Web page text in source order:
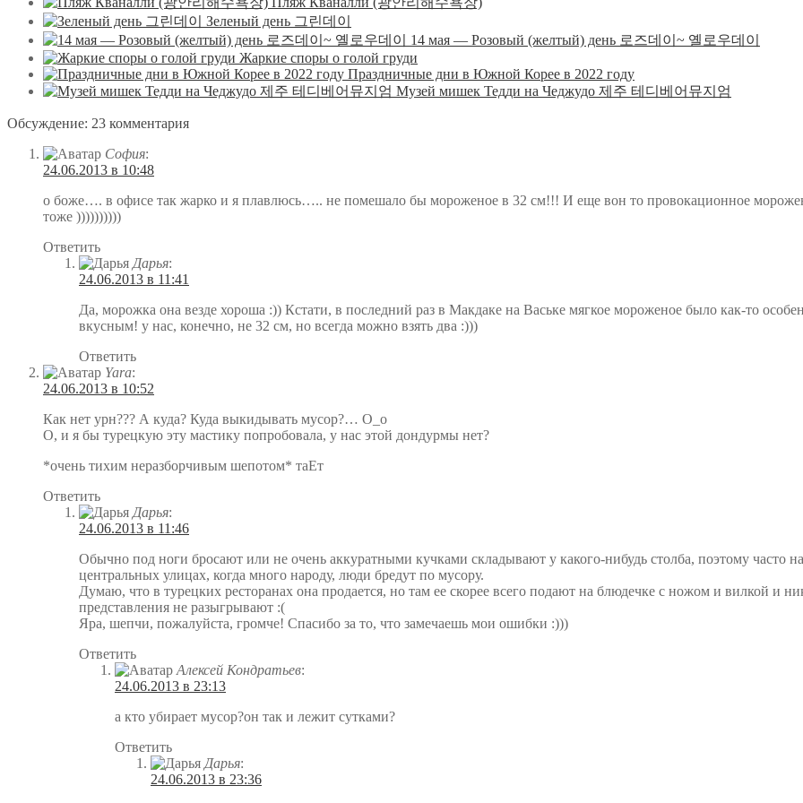
Зеленый день 그린데이
14 мая — Розовый (желтый) день 로즈데이~ 옐로우데이
Жаркие споры о голой груди
Праздничные дни в Южной Корее в 2022 году
Музей мишек Тедди на Чеджудо 제주 테디베어뮤지엄
Обсуждение: 23 комментария
София:
24.06.2013 в 10:48
о боже…. в офисе так жарко и я плавлюсь….. не помешало бы мороженое в 32 см!!! И еще вон то провокационное
тоже ))))))))))
Ответить
Дарья:
24.06.2013 в 11:41
Да, морожка она везде хороша :)) Кстати, в последний раз в Макдаке на Ваське мягкое мороженое было как-то
вкусным! у нас, конечно, не 32 см, но всегда можно взять два :)))
Ответить
Yara:
24.06.2013 в 10:52
Как нет урн??? А куда? Куда выкидывать мусор?… О_о
О, и я бы турецкую эту мастику попробовала, у нас этой дондурмы нет?
*очень тихим неразборчивым шепотом* таЕт
Ответить
Дарья:
24.06.2013 в 11:46
Обычно под ноги бросают или не очень аккуратными кучками складывают у какого-нибудь столба, поэтому часто на
центральных улицах, когда много народу, люди бредут по мусору.
Думаю, что в турецких ресторанах она продается, но там ее скорее всего подают на блюдечке с ножом и вилкой и
представления не разыгрывают :(
Яра, шепчи, пожалуйста, громче! Спасибо за то, что замечаешь мои ошибки :)))
Ответить
Алексей Кондратьев:
24.06.2013 в 23:13
а кто убирает мусор?он так и лежит сутками?
Ответить
Дарья:
24.06.2013 в 23:36